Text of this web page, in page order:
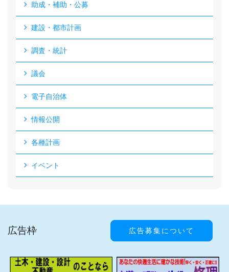
助成・補助・公募
建設・都市計画
調査・統計
議会
電子自治体
情報公開
各種計画
イベント
広告枠 広告募集について